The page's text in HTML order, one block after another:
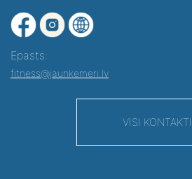
Epasts:
fitness@jaunkemeri.lv
VISI KONTAKTI